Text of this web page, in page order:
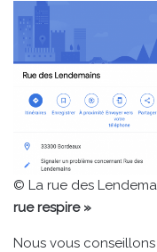
© La rue des
rue respire »
Nous vous